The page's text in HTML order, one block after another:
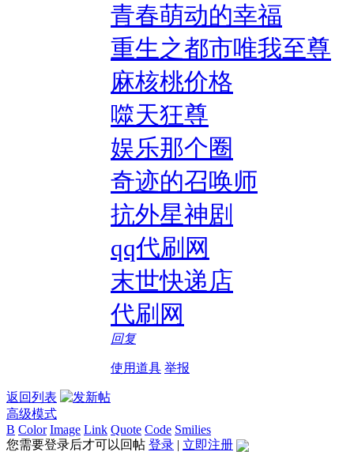
青春萌动的幸福
重生之都市唯我至尊
麻核桃价格
噬天狂尊
娱乐那个圈
奇迹的召唤师
抗外星神剧
qq代刷网
末世快递店
代刷网
回复
使用道具 举报
返回列表
高级模式
B Color Image Link Quote Code Smilies
您需要登录后才可以回帖 登录 | 立即注册